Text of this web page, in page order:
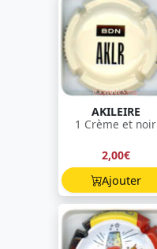
AKILEIRE
1 Crème et noir
2,00€
Ajouter